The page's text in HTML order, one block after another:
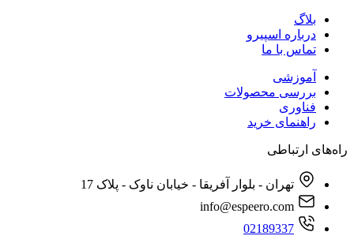
بلاگ
درباره اسپیرو
تماس با ما
آموزشی
بررسی محصولات
فناوری
راهنمای خرید
راه‌های ارتباطی
تهران - بلوار آفریقا - خیابان ناوک - پلاک 17
02189337